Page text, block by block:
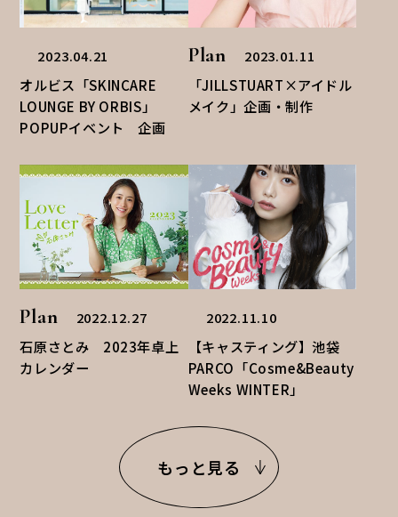
2023.04.21
オルビス「SKINCARE
LOUNGE BY ORBIS」
POPUPイベント 企画
Plan 2023.01.11
「JILLSTUART×アイドル
メイク」企画・制作
Plan 2022.12.27
石原さとみ 2023年卓上
カレンダー
2022.11.10
【キャスティング】池袋
PARCO「Cosme&Beauty
Weeks WINTER」
もっと見る